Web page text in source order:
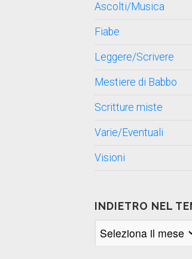
Ascolti/Musica
Fiabe
Leggere/Scrivere
Mestiere di Babbo
Scritture miste
Varie/Eventuali
Visioni
INDIETRO NEL
Indietro